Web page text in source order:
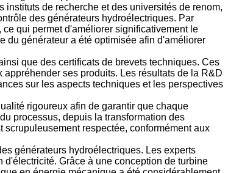
de recherche et des universités de renom,
des générateurs hydroélectriques. Par
qui permet d'améliorer significativement le
du générateur a été optimisée afin d'améliorer
que des certificats de brevets techniques. Ces
ses produits. Les résultats de la R&D
sur les aspects techniques et les perspectives
rigoureux afin de garantir que chaque
processus, depuis la transformation des
respectée, conformément aux
générateurs hydroélectriques. Les experts
Grâce à une conception de turbine